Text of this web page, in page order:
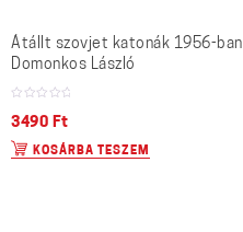
Átállt szovjet katonák 1956-ban
Domonkos László
3490 Ft
KOSÁRBA TESZEM